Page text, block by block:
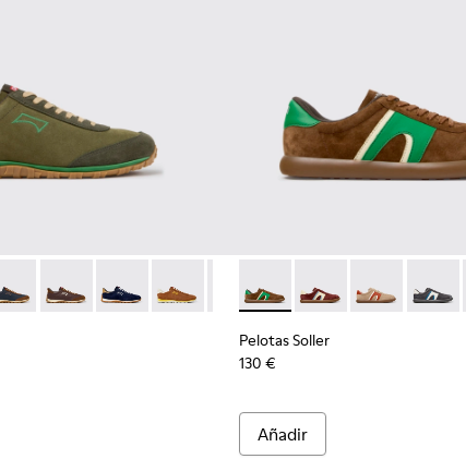
hombre.
003
K101068-002
Twins - K101068-001 - Zapatillas de piel y nobuk en negro
007 - Zapatillas verdes de ante y piel para hombre.
- K101097-009 - Zapatillas de piel y nobuk negras y grises
Walk - K101097-008
Drift Walk - K101097-006
Drift Walk - K101097-005
Drift Walk - K101097-003
Drift Walk - K101097-002
Pelotas Soller - K100937-
Pelotas Soller -
Pelotas
Pelotas Soller
130 €
Añadir